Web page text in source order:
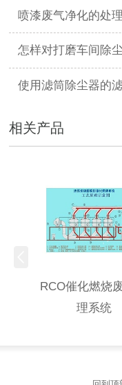
喷漆废气净化的处
怎样对打磨车间除
使用滤筒除尘器的
相关产品
RCO催化燃烧
理系统